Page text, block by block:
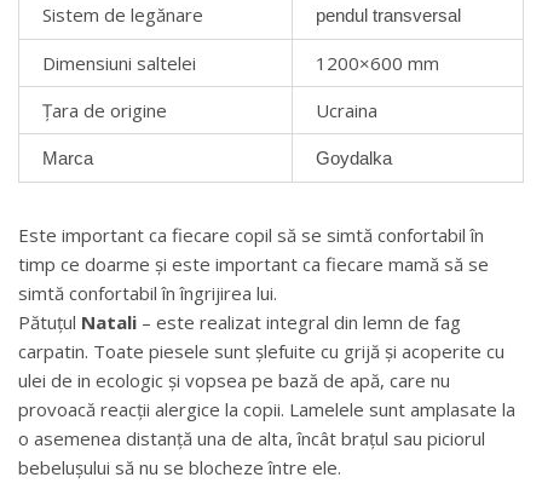
Sistem de legănare
pendul transversal
Dimensiuni saltelei
1200×600 mm
Țara de origine
Ucraina
Marca Goydalka
Este important ca fiecare copil să se simtă confortabil în
timp ce doarme și este important ca fiecare mamă să se
simtă confortabil în îngrijirea lui.
Pătuțul Natali – este realizat integral din lemn de fag
carpatin. Toate piesele sunt șlefuite cu grijă și acoperite cu
ulei de in ecologic și vopsea pe bază de apă, care nu
provoacă reacții alergice la copii. Lamelele sunt amplasate la
o asemenea distanță una de alta, încât brațul sau piciorul
bebelușului să nu se blocheze între ele.